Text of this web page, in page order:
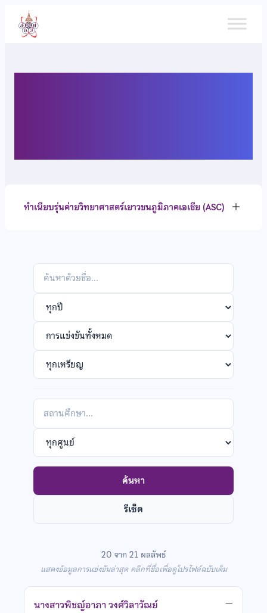
เนื้อหา
ทำเนียบรุ่นค่ายวิทยาศาสตร์เยาวชนภูมิภาคเอเชีย (ASC)
Search
by
name
Filter
by
year
Filter
by
competition
Filter
by
medal
กรอง
ตาม
สถาน
ศึกษา
Filter
by
POSN
center
ค้นหา
รีเซ็ต
20 จาก 21 ผลลัพธ์
แสดงข้อมูลการแข่งขันล่าสุด คลิกที่ชื่อเพื่อดูโปรไฟล์ฉบับเต็ม
นางสาวพิชญ์อาภา วงศ์วิลาวัณย์ —